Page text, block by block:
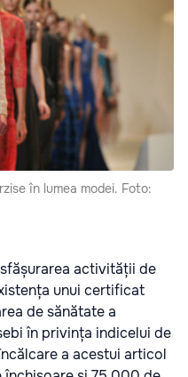
în lumea modei. Foto:
activității de
unui certificat
de sănătate a
în privința indicelui de
a acestui articol